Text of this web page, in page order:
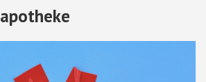
apotheke